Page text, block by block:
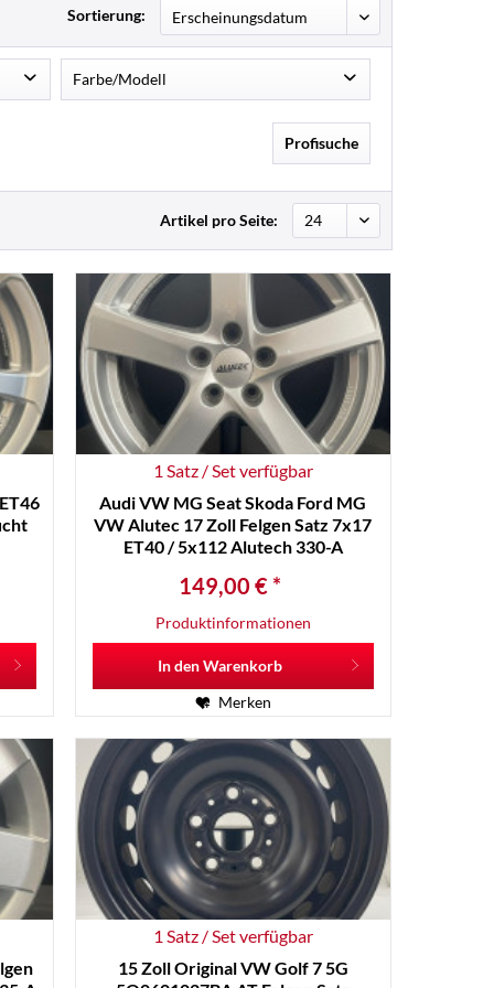
Sortierung:
2
1
1
2
Farbe/Modell
Profisuche
Artikel pro Seite:
1 Satz / Set verfügbar
Audi VW MG Seat Skoda Ford MG
VW Alutec 17 Zoll Felgen Satz 7x17
ET40 / 5x112 Alutech 330-A
149,00 € *
Produktinformationen
In denWarenkorb
Merken
1 Satz / Set verfügbar
15 Zoll Original VW Golf 7 5G